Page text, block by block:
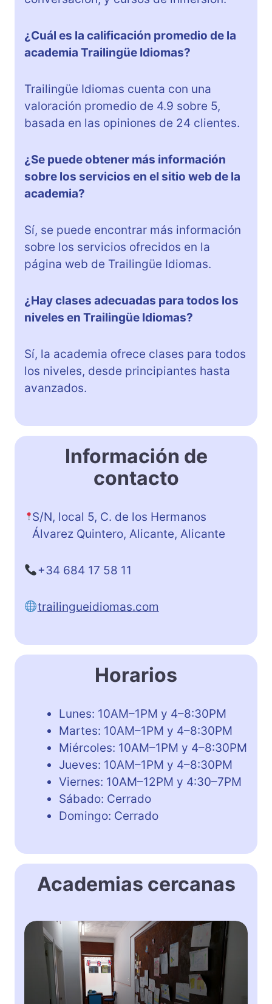
¿Cuál es la calificación promedio de la
academia Trailingüe Idiomas?
Trailingüe Idiomas cuenta con una
valoración promedio de 4.9 sobre 5,
basada en las opiniones de 24 clientes.
¿Se puede obtener más información
sobre los servicios en el sitio web de la
academia?
Sí, se puede encontrar más información
sobre los servicios ofrecidos en la
página web de Trailingüe Idiomas.
¿Hay clases adecuadas para todos los
niveles en Trailingüe Idiomas?
Sí, la academia ofrece clases para todos
los niveles, desde principiantes hasta
avanzados.
Información de
contacto
S/N, local 5, C. de los Hermanos
Álvarez Quintero, Alicante, Alicante
+34 684 17 58 11
trailingueidiomas.com
Horarios
Lunes: 10AM–1PM y 4–8:30PM
Martes: 10AM–1PM y 4–8:30PM
Miércoles: 10AM–1PM y 4–8:30PM
Jueves: 10AM–1PM y 4–8:30PM
Viernes: 10AM–12PM y 4:30–7PM
Sábado: Cerrado
Domingo: Cerrado
Academias cercanas
E